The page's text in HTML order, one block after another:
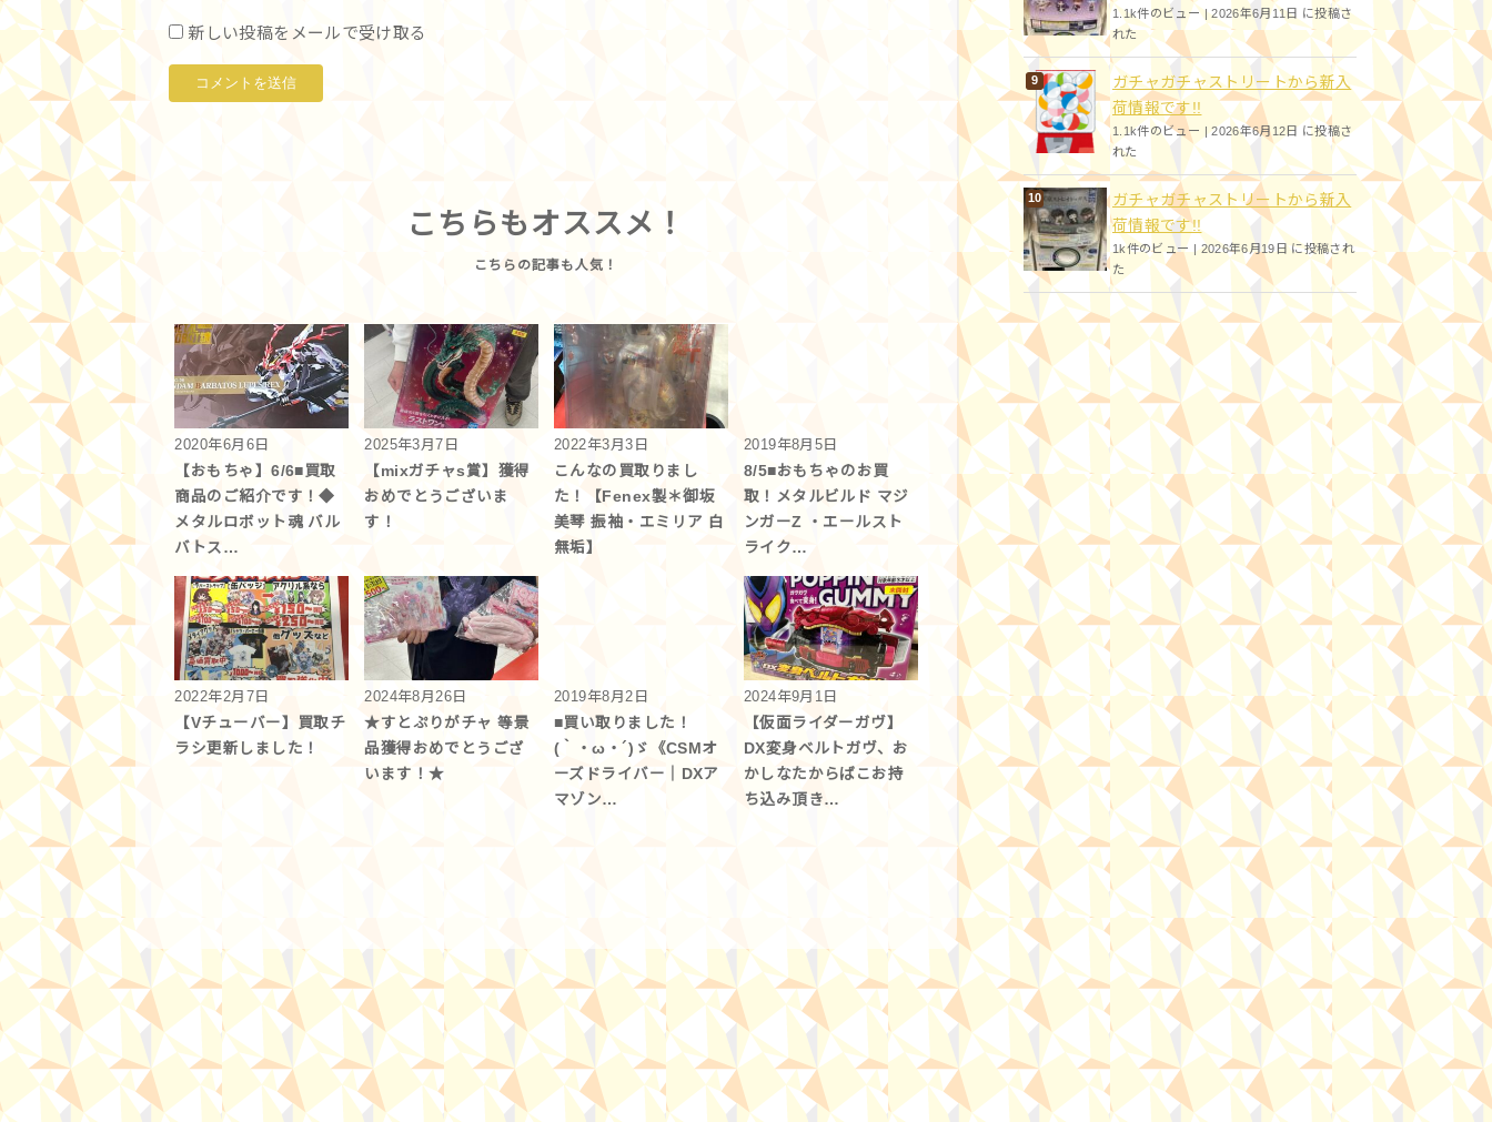
新しい投稿をメールで受け取る
こちらもオススメ！
2020年6月6日
【おもちゃ】6/6■買取
商品のご紹介です！◆
メタルロボット魂 バル
バトス…
2025年3月7日
【mixガチャs賞】獲得
おめでとうございま
す！
2022年3月3日
こんなの買取りまし
た！【Fenex製＊御坂
美琴 振袖・エミリア 白
無垢】
2019年8月5日
8/5■おもちゃのお買
取！メタルビルド マジ
ンガーZ ・エールスト
ライク…
2022年2月7日
【Vチューバー】買取チ
ラシ更新しました！
2024年8月26日
★すとぷりがチャ 等景
品獲得おめでとうござ
います！★
2019年8月2日
■買い取りました！
(｀・ω・´)ゞ《CSMオ
ーズドライバー｜DXア
マゾン…
2024年9月1日
【仮面ライダーガヴ】
DX変身ベルトガヴ、お
かしなたからばこお持
ち込み頂き…
1.1k件のビュー|2026年6月11日 に投稿さ
れた
ガチャガチャストリートから新入
荷情報です!!
1.1k件のビュー |2026年6月12日 に投稿さ
れた
ガチャガチャストリートから新入
荷情報です!!
1k件のビュー |2026年6月19日 に投稿され
た